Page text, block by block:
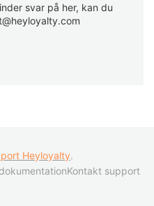
svar på her, kan du
Heyloyalty.
Kontakt support